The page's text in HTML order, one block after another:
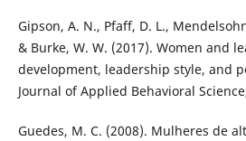
Gipson, A. N., Pfaff, D. L.,
& Burke, W. W. (2017). Women and
development, leadership style, and
Journal of Applied Behavioral
Guedes, M. C. (2008). Mulheres de